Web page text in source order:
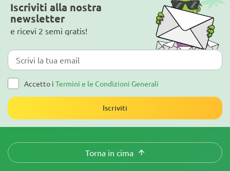
Iscriviti alla nostra
newsletter
e ricevi 2 semi gratis!
Accetto i Termini e le Condizioni Generali
Iscriviti
Torna in cima